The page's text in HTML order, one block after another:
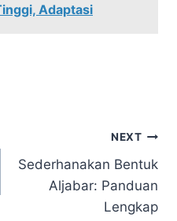
Adaptasi
NEXT
Sederhanakan Bentuk
Aljabar: Panduan
Lengkap